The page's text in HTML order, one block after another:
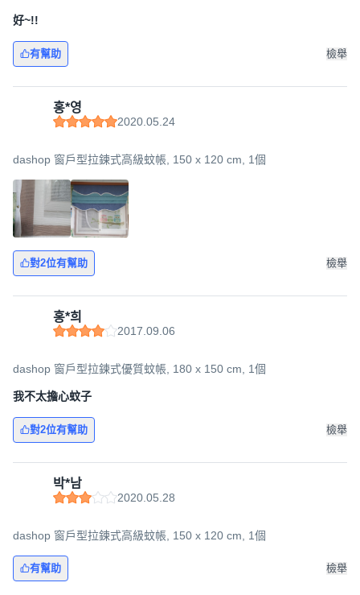
好~!!
有幫助 檢舉
홍*영
2020.05.24
dashop 窗戶型拉鍊式高級蚊帳, 150 x 120 cm, 1個
對2位有幫助 檢舉
홍*희
2017.09.06
dashop 窗戶型拉鍊式優質蚊帳, 180 x 150 cm, 1個
我不太擔心蚊子
對2位有幫助 檢舉
박*남
2020.05.28
dashop 窗戶型拉鍊式高級蚊帳, 150 x 120 cm, 1個
有幫助 檢舉